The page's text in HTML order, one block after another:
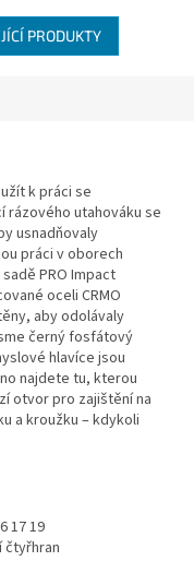
PRODUKTY
k práci se
rázového utahováku se
usnadňovaly
práci v oborech
PRO Impact
oceli CRMO
aby odolávaly
černý fosfátový
hlavíce jsou
najdete tu, kterou
otvor pro zajištění na
a kroužku – kdykoli
17 19
čtyřhran